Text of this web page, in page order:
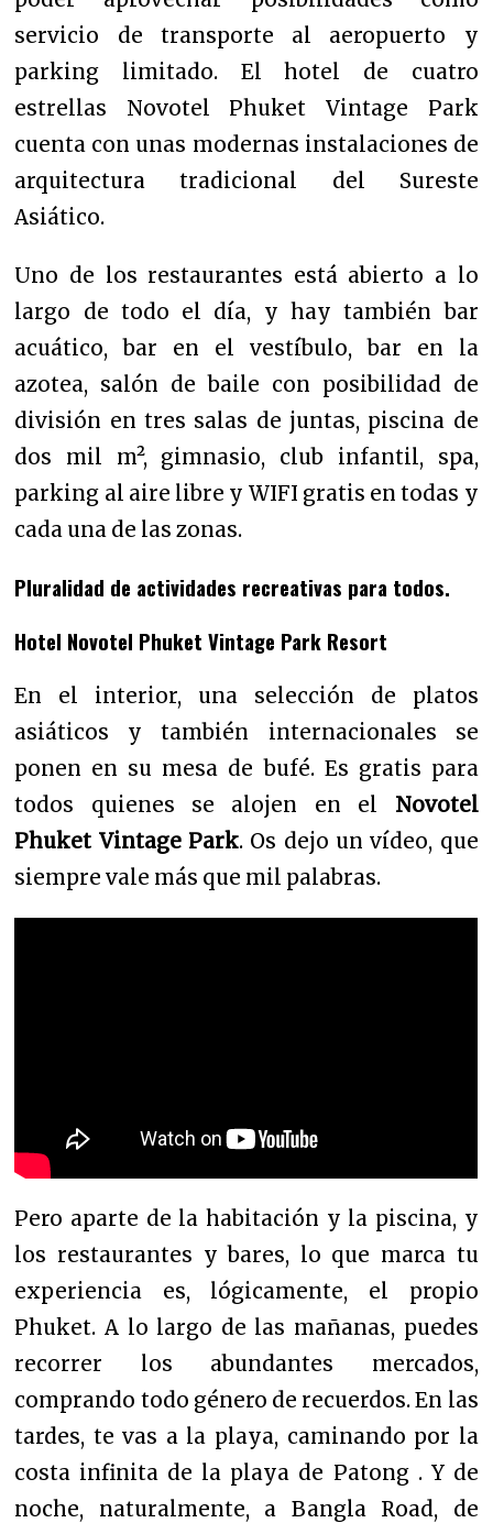
servicio de transporte al aeropuerto y
parking limitado. El hotel de cuatro
estrellas Novotel Phuket Vintage Park
cuenta con unas modernas instalaciones de
arquitectura tradicional del Sureste
Asiático.
Uno de los restaurantes está abierto a lo
largo de todo el día, y hay también bar
acuático, bar en el vestíbulo, bar en la
azotea, salón de baile con posibilidad de
división en tres salas de juntas, piscina de
dos mil m², gimnasio, club infantil, spa,
parking al aire libre y WIFI gratis en todas y
cada una de las zonas.
Pluralidad de actividades recreativas para todos.
Hotel Novotel Phuket Vintage Park Resort
En el interior, una selección de platos
asiáticos y también internacionales se
ponen en su mesa de bufé. Es gratis para
todos quienes se alojen en el Novotel
Phuket Vintage Park. Os dejo un vídeo, que
siempre vale más que mil palabras.
Pero aparte de la habitación y la piscina, y
los restaurantes y bares, lo que marca tu
experiencia es, lógicamente, el propio
Phuket. A lo largo de las mañanas, puedes
recorrer los abundantes mercados,
comprando todo género de recuerdos. En las
tardes, te vas a la playa, caminando por la
costa infinita de la playa de Patong . Y de
noche, naturalmente, a Bangla Road, de